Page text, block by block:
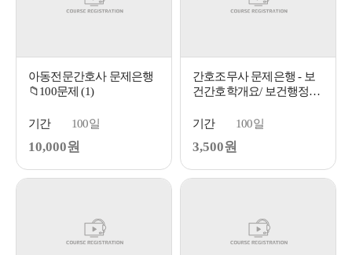
아동전문간호사 문제은행
📁100문제 (1)
기간 100일
10,000원
간호조무사 문제은행 - 보
건간호학개요/ 보건행정
기간
100일
3,500원